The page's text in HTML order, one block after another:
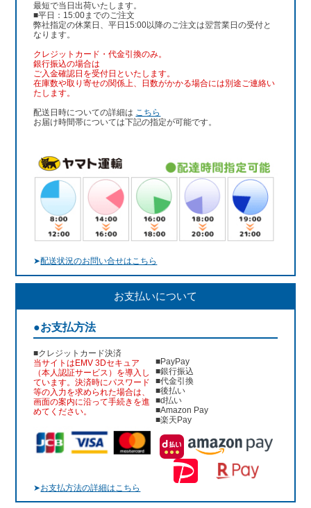
最短で当日出荷いたします。
■平日：15:00までのご注文
弊社指定の休業日、平日15:00以降のご注文は翌営業日の受付と
なります。
クレジットカード・代金引換のみ。
銀行振込の場合は
ご入金確認日を受付日といたします。
在庫数や取り寄せの関係上、日数がかかる場合には別途ご連絡い
たします。
配送日時についての詳細は こちら
お届け時間帯については下記の指定が可能です。
➤配送状況のお問い合せはこちら
お支払いについて
●お支払方法
■クレジットカード決済
当サイトはEMV 3Dセキュア
（本人認証サービス）を導入し
ています。決済時にパスワード
等の入力を求められた場合は、
画面の案内に沿って手続きを進
めてください。
■PayPay
■銀行振込
■代金引換
■後払い
■d払い
■Amazon Pay
■楽天Pay
➤お支払方法の詳細はこちら